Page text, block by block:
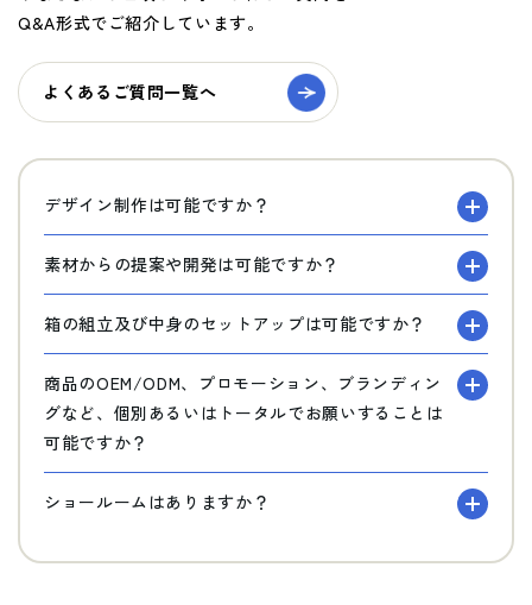
Q&A形式でご紹介しています。
よくあるご質問一覧へ
デザイン制作は可能ですか？
素材からの提案や開発は可能ですか？
箱の組立及び中身のセットアップは可能ですか？
商品のOEM/ODM、プロモーション、ブランディン
グなど、個別あるいはトータルでお願いすることは
可能ですか？
ショールームはありますか？